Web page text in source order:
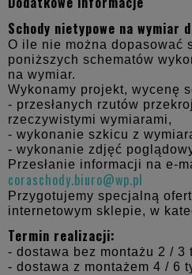
Schody nietypowe na wymiar
O ile nie można dopasować
poniższych schematów
na wymiar.
Wykonamy projekt, wycenę
- przesłanych rzutów
rzeczywistymi wymiarami,
- wykonanie szkicu z
- wykonanie zdjęć
Przesłanie informacji na e-
coraschody.biuro@wp.pl
Przygotujemy specjalną
internetowym sklepie, w
Termin realizacji:
- dostawa bez montażu 2 / 3
- dostawa z montażem 4 / 6